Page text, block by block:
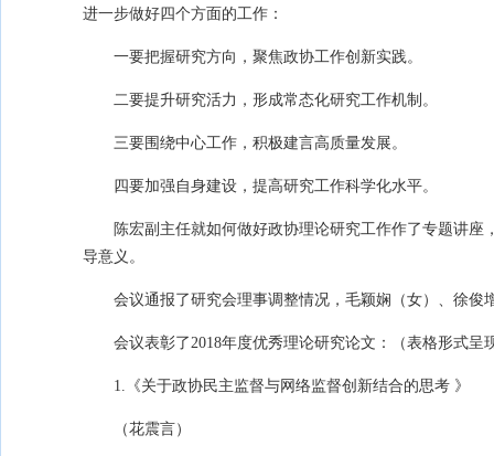
进一步做好四个方面的工作：
一要把握研究方向，聚焦政协工作创新实践。
二要提升研究活力，形成常态化研究工作机制。
三要围绕中心工作，积极建言高质量发展。
四要加强自身建设，提高研究工作科学化水平。
陈宏副主任就如何做好政协理论研究工作作了专题讲
导意义。
会议通报了研究会理事调整情况，毛颖娴（女）、徐
会议表彰了2018年度优秀理论研究论文：（表格形式呈
1.《关于政协民主监督与网络监督创新结合的思考 》
（花震言）